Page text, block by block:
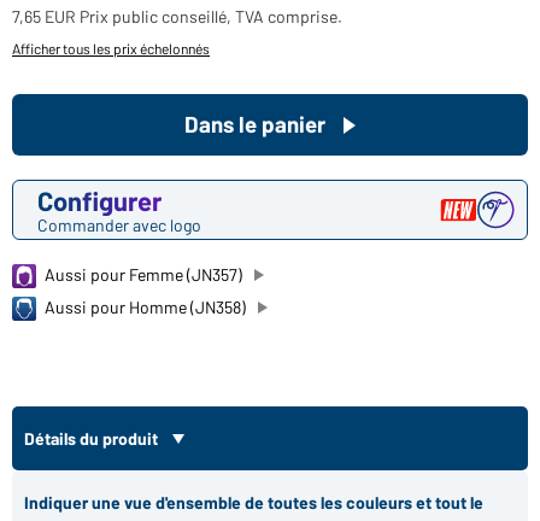
7,65 EUR Prix public conseillé, TVA comprise.
Afficher tous les prix échelonnés
Configurer
Commander avec logo
Dans le panier
Aussi pour Femme (JN357)
Aussi pour Homme (JN358)
Détails du produit
Indiquer une vue d'ensemble de toutes les couleurs et tout le